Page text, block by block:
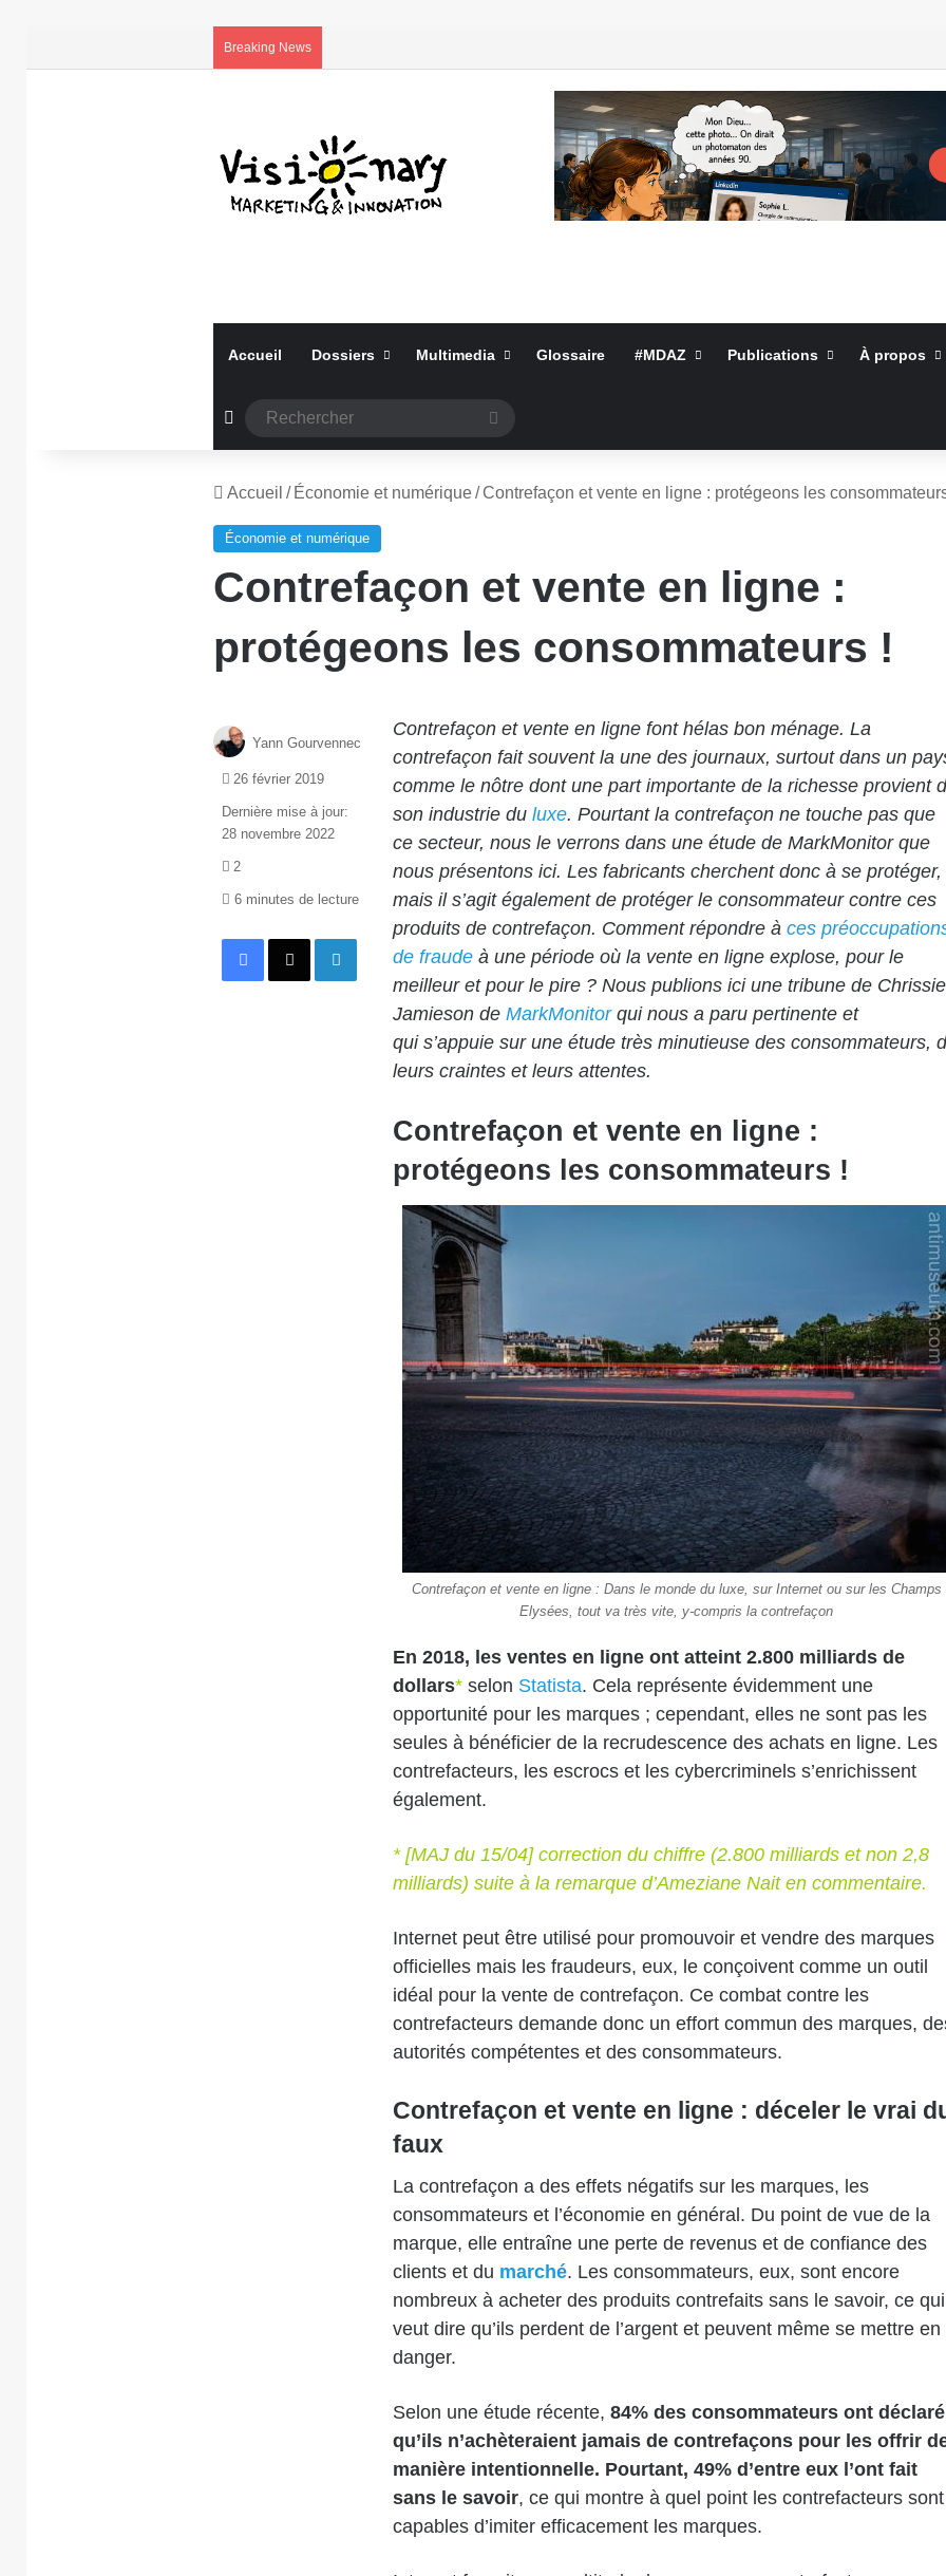
Breaking News
Accueil Dossiers Multimedia Glossaire #MDAZ Publications À propos
Article Aléatoire
Accueil / Économie et numérique/Contrefaçon et vente en ligne : protégeons les
Économie et numérique
Contrefaçon et vente en ligne :
protégeons les consommateurs !
Contrefaçon et vente en ligne font hélas bon ménage. La
contrefaçon fait souvent la une des journaux, surtout dans un
comme le nôtre dont une part importante de la richesse provient
son industrie du luxe. Pourtant la contrefaçon ne touche pas que
ce secteur, nous le verrons dans une étude de MarkMonitor que
nous présentons ici. Les fabricants cherchent donc à se protéger,
mais il s’agit également de protéger le consommateur contre ces
produits de contrefaçon. Comment répondre à ces
de fraudeà une période où la vente en ligne explose, pour le
meilleur et pour le pire ? Nous publions ici une tribune de Chrissie
Jamieson de MarkMonitorqui nous a paru pertinente et
qui s’appuie sur une étude très minutieuse des consommateurs,
leurs craintes et leurs attentes.
Contrefaçon et vente en ligne :
protégeons les consommateurs !
Contrefaçon et vente en ligne : Dans le monde du luxe, sur Internet ou sur les Champs
Elysées, tout va très vite, y-compris la contrefaçon
En 2018, les ventes en ligne ont atteint 2.800 milliards de
dollars*selon Statista. Cela représente évidemment une
opportunité pour les marques ; cependant, elles ne sont pas les
seules à bénéficier de la recrudescence des achats en ligne. Les
contrefacteurs, les escrocs et les cybercriminels s’enrichissent
également.
* [MAJ du 15/04] correction du chiffre (2.800 milliards et non 2,8
milliards) suite à la remarque d’Ameziane Nait en commentaire.
Internet peut être utilisé pour promouvoir et vendre des marques
officielles mais les fraudeurs, eux, le conçoivent comme un outil
idéal pour la vente de contrefaçon. Ce combat contre les
contrefacteurs demande donc un effort commun des marques,
autorités compétentes et des consommateurs.
Contrefaçon et vente en ligne : déceler le vrai
faux
La contrefaçon a des effets négatifs sur les marques, les
consommateurs et l’économie en général. Du point de vue de la
marque, elle entraîne une perte de revenus et de confiance des
clients et du marché. Les consommateurs, eux, sont encore
nombreux à acheter des produits contrefaits sans le savoir, ce qui
veut dire qu’ils perdent de l’argent et peuvent même se mettre en
danger.
Selon une étude récente, 84% des consommateurs ont déclaré
qu’ils n’achèteraient jamais de contrefaçons pour les offrir
manière intentionnelle. Pourtant, 49% d’entre eux l’ont fait
sans le savoir, ce qui montre à quel point les contrefacteurs sont
capables d’imiter efficacement les marques.
Yann Gourvennec
26 février 2019
Dernière mise à jour:
28 novembre 2022
2
6 minutes de lecture
Facebook
X Linkedin